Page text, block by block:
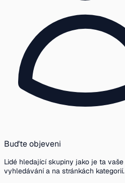
Buďte objeveni
Lidé hledající skupiny jako je ta
vyhledávání a na stránkách kategorií.